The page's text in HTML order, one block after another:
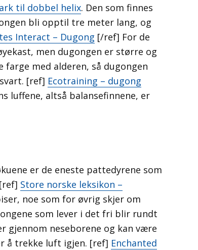
til dobbel helix. Den som finnes
bli opptil tre meter lang, og
Interact – Dugong [/ref] For de
men dugongen er større og
med alderen, så dugongen
[ref] Ecotraining – dugong
luffene, altså balansefinnene, er
er de eneste pattedyrene som
Store norske leksikon –
noe som for øvrig skjer om
som lever i det fri blir rundt
gjennom neseborene og kan være
å trekke luft igjen. [ref] Enchanted